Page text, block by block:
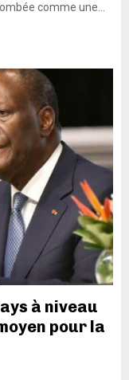
comme une...
à niveau
pour la